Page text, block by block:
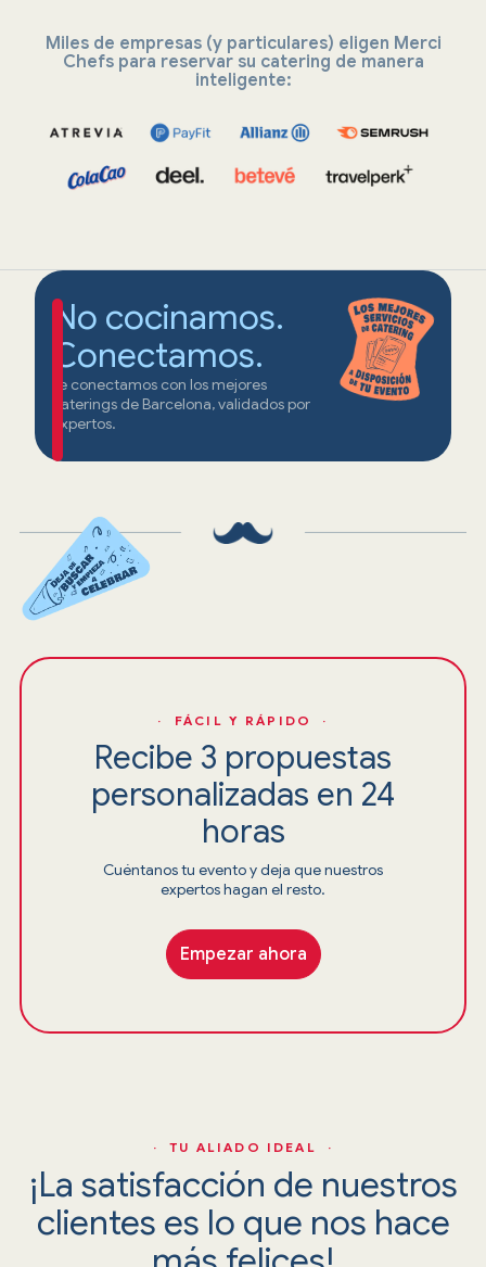
Miles de empresas (y particulares) eligen Merci
Chefs para reservar su catering de manera
inteligente:
No cocinamos.
Conectamos.
Te conectamos con los mejores
caterings de Barcelona, validados por
expertos.
· FÁCIL Y RÁPIDO ·
Recibe 3 propuestas
personalizadas en 24
horas
Cuéntanos tu evento y deja que nuestros
expertos hagan el resto.
Empezar ahora
· TU ALIADO IDEAL ·
¡La satisfacción de nuestros
clientes es lo que nos hace